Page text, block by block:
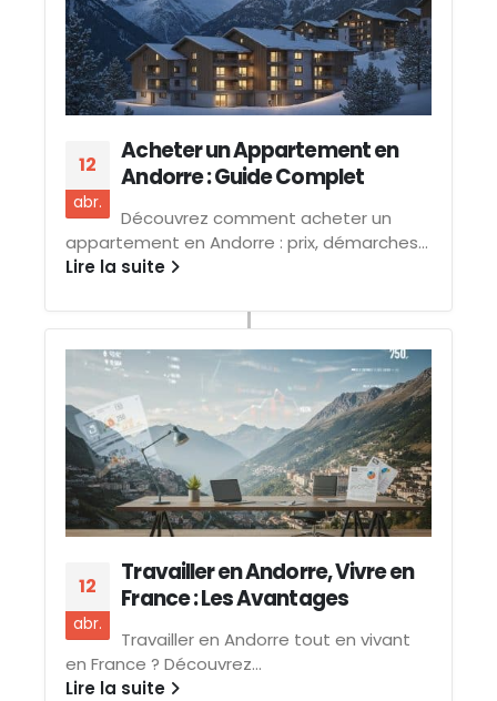
12
abr.
Acheter un Appartement en
Andorre : Guide Complet
Découvrez comment acheter un
appartement en Andorre : prix, démarches...
Lire la suite
12
abr.
Travailler en Andorre, Vivre en
France : Les Avantages
Travailler en Andorre tout en vivant
en France ? Découvrez...
Lire la suite